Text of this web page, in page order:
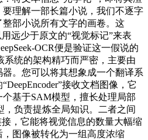
理解一部长篇小说，我们不逐字
部小说所有文字的画卷。这
远少于原文的“视觉标记”来表
OCR便是验证这一假说的
系统的架构精巧而严密，主要由
。您可以将其想象成一个翻译系
接收文档图像，它
基于SAM模型，擅长处理局部
，负责提炼全局知识。二者之间
，它能将视觉信息的数量大幅缩
图像被转化为一组高度浓缩